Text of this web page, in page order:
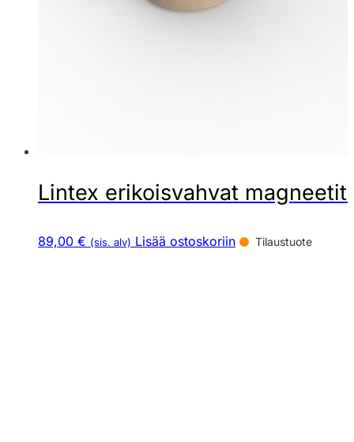
Lintex erikoisvahvat
89,00 € (sis. alv) Lisää ostoskoriin Tilaustuote